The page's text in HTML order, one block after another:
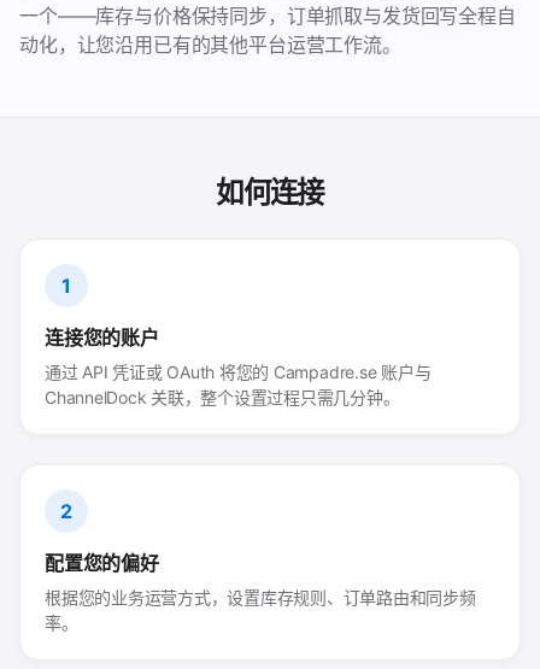
一个——库存与价格保持同步，订单抓取与发货回写全程自
动化，让您沿用已有的其他平台运营工作流。
如何连接
1
连接您的账户
通过 API 凭证或 OAuth 将您的 Campadre.se 账户与
ChannelDock 关联，整个设置过程只需几分钟。
2
配置您的偏好
根据您的业务运营方式，设置库存规则、订单路由和同步频
率。